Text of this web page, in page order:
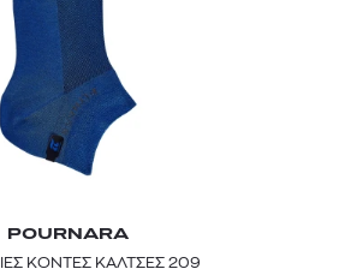
POURNARA
ΚΟΝΤΕΣ ΚΑΛΤΣΕΣ 209